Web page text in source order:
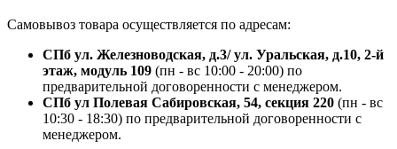
Самовывоз товара осуществляется по адресам:
СПб ул. Железноводская, д.3/ ул. Уральская, д.10, 2-й
этаж, модуль 109 (пн - вс 10:00 - 20:00) по
предварительной договоренности с менеджером.
СПб ул Полевая Сабировская, 54, секция 220 (пн - вс
10:30 - 18:30) по предварительной договоренности с
менеджером.